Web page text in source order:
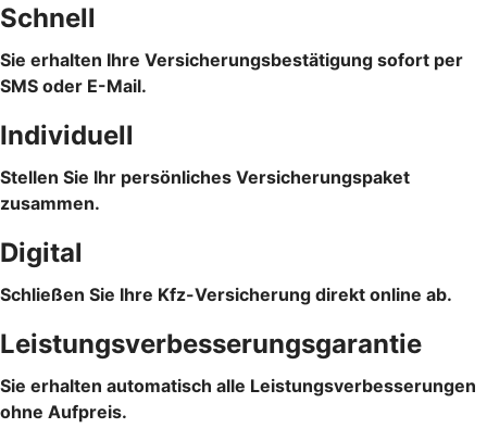
Schnell
Sie erhalten Ihre Versicherungsbestätigung sofort per
SMS oder E-Mail.
Individuell
Stellen Sie Ihr persönliches Versicherungspaket
zusammen.
Digital
Schließen Sie Ihre Kfz-Versicherung direkt online ab.
Leistungsverbesserungsgarantie
Sie erhalten automatisch alle Leistungsverbesserungen
ohne Aufpreis.